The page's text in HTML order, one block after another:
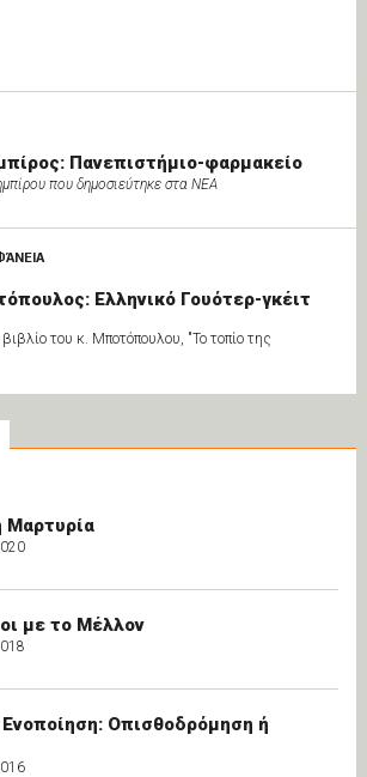
Πανεπιστήμιο-φαρμακείο
που δημοσιεύτηκε στα ΝΕΑ
Ελληνικό Γουότερ-γκέιτ
του κ. Μποτόπουλου, "Το τοπίο της
με το Μέλλον
Oπισθοδρόμηση ή